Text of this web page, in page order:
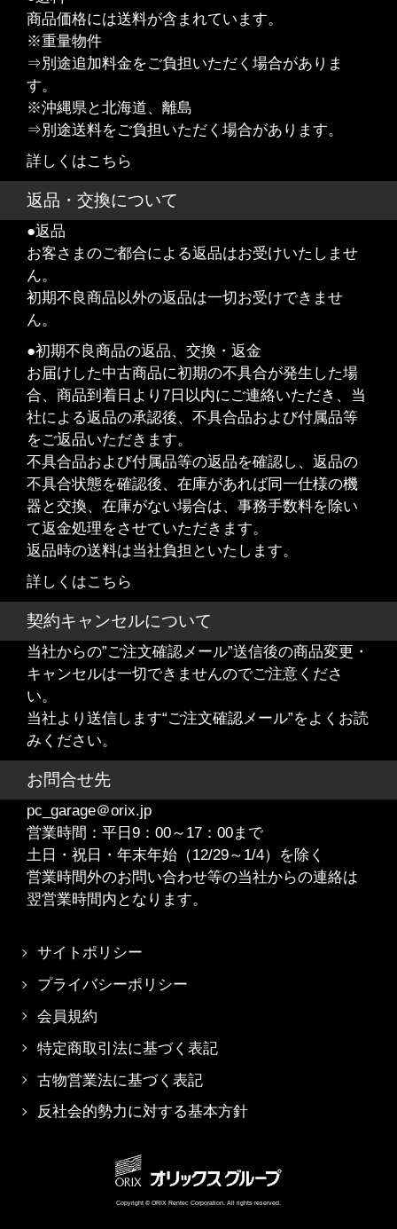
商品価格には送料が含まれています。
※重量物件
⇒別途追加料金をご負担いただく場合がありま
す。
※沖縄県と北海道、離島
⇒別途送料をご負担いただく場合があります。
詳しくはこちら
返品・交換について
●返品
お客さまのご都合による返品はお受けいたしませ
ん。
初期不良商品以外の返品は一切お受けできませ
ん。
●初期不良商品の返品、交換・返金
お届けした中古商品に初期の不具合が発生した場
合、商品到着日より7日以内にご連絡いただき、当
社による返品の承認後、不具合品および付属品等
をご返品いただきます。
不具合品および付属品等の返品を確認し、返品の
不具合状態を確認後、在庫があれば同一仕様の機
器と交換、在庫がない場合は、事務手数料を除い
て返金処理をさせていただきます。
返品時の送料は当社負担といたします。
詳しくはこちら
契約キャンセルについて
当社からの”ご注文確認メール”送信後の商品変更・
キャンセルは一切できませんのでご注意くださ
い。
当社より送信します“ご注文確認メール”をよくお読
みください。
お問合せ先
pc_garage＠orix.jp
営業時間：平日9：00～17：00まで
土日・祝日・年末年始（12/29～1/4）を除く
営業時間外のお問い合わせ等の当社からの連絡は
翌営業時間内となります。
サイトポリシー
プライバシーポリシー
会員規約
特定商取引法に基づく表記
古物営業法に基づく表記
反社会的勢力に対する基本方針
Copyright © ORIX Rentec Corporation. All rights reserved.